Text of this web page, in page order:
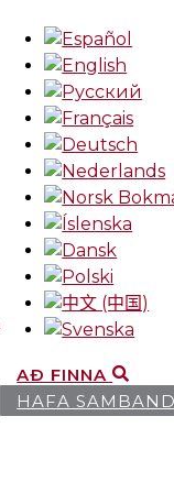
AÐ FINNA
HAFA